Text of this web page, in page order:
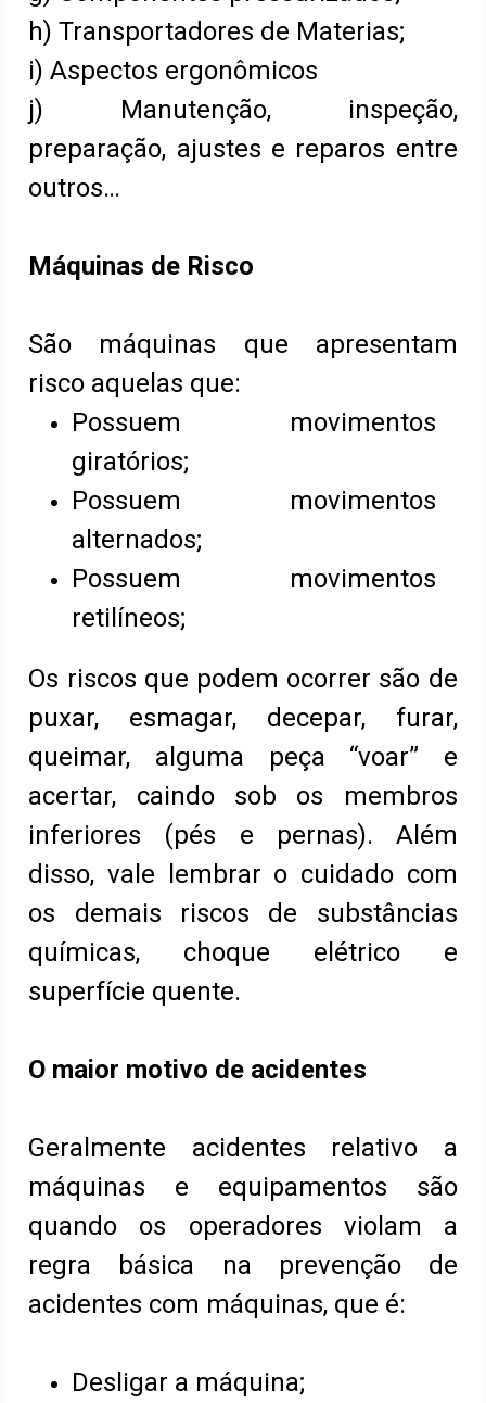
h) Transportadores de Materias;
i) Aspectos ergonômicos
j) Manutenção, inspeção,
preparação, ajustes e reparos entre
outros…
Máquinas de Risco
São máquinas que apresentam
risco aquelas que:
Possuem movimentos
giratórios;
Possuem movimentos
alternados;
Possuem movimentos
retilíneos;
Os riscos que podem ocorrer são de
puxar, esmagar, decepar, furar,
queimar, alguma peça “voar” e
acertar, caindo sob os membros
inferiores (pés e pernas). Além
disso, vale lembrar o cuidado com
os demais riscos de substâncias
químicas, choque elétrico e
superfície quente.
O maior motivo de acidentes
Geralmente acidentes relativo a
máquinas e equipamentos são
quando os operadores violam a
regra básica na prevenção de
acidentes com máquinas, que é:
Desligar a máquina;